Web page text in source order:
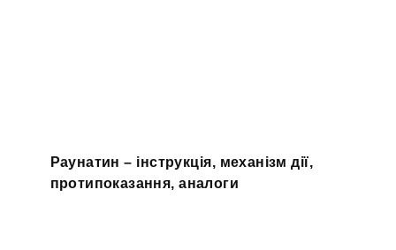
Раунатин – інструкція, механізм дії,
протипоказання, аналоги